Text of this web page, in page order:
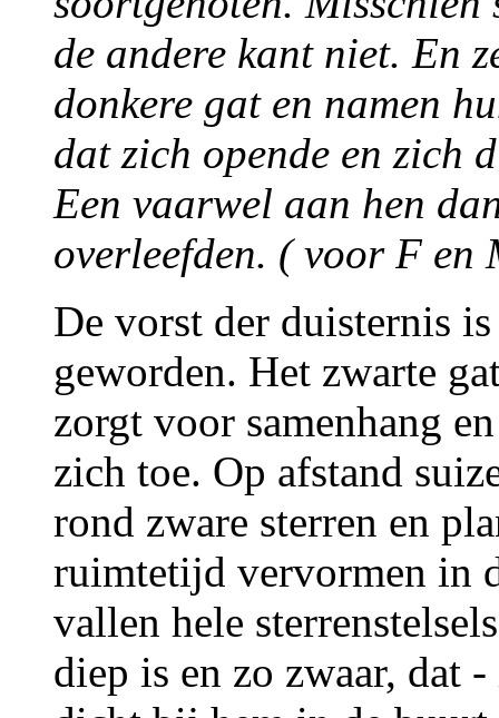
de andere kant niet. En
donkere gat en namen
dat zich opende en zich
Een vaarwel aan hen
overleefden. ( voor F en
De vorst der duisternis
geworden. Het zwarte
zorgt voor samenhang
zich toe. Op afstand
rond zware sterren en
ruimtetijd vervormen in
vallen hele
diep is en zo zwaar, dat